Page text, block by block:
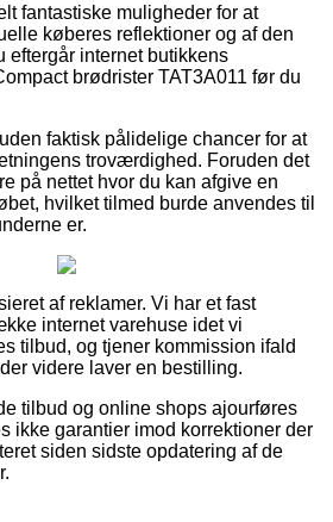
fantastiske muligheder for at
køberes reflektioner og af den
eftergår internet butikkens
brødrister TAT3A011 før du
faktisk pålidelige chancer for at
troværdighed. Foruden det
på nettet hvor du kan afgive en
hvilket tilmed burde anvendes til
er.
af reklamer. Vi har et fast
internet varehuse idet vi
tilbud, og tjener kommission ifald
videre laver en bestilling.
tilbud og online shops ajourføres
ikke garantier imod korrektioner der
siden sidste opdatering af de